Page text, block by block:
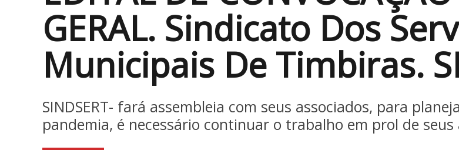
GERAL. Sindicato Dos
Municipais De Timbiras.
SINDSERT- fará assembleia com seus associados, para
pandemia, é necessário continuar o trabalho em prol de seus